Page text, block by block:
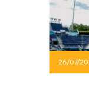
26/07/